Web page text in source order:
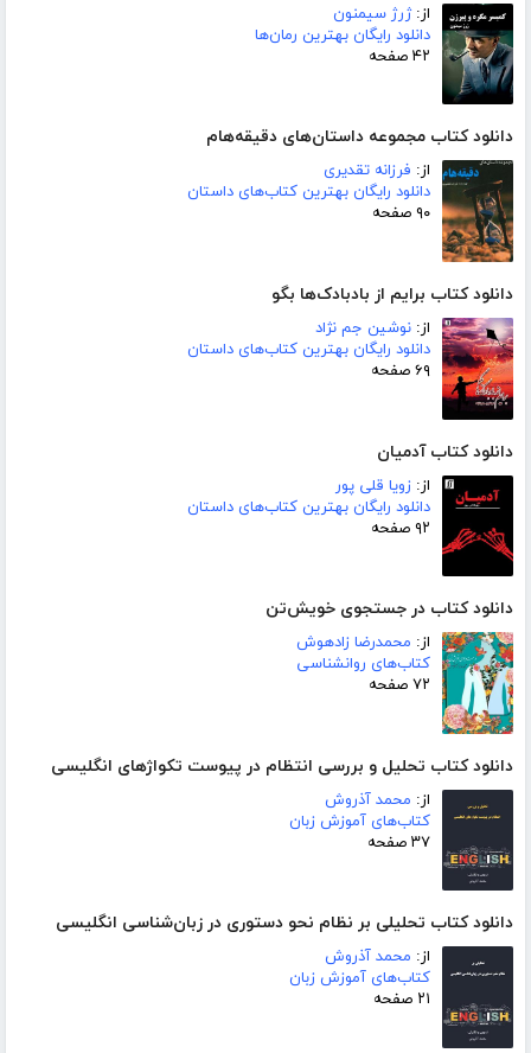
از:ژرژ سیمنون
دانلود رایگان بهترین رمان‌ها
۴۲ صفحه
دانلود کتاب مجموعه داستان‌های دقیقه‌هام
از: فرزانه تقدیری
دانلود رایگان بهترین کتاب‌های داستان
۹۰ صفحه
دانلود کتاب برایم از بادبادک‌ها بگو
از: نوشین جم نژاد
دانلود رایگان بهترین کتاب‌های داستان
۶۹ صفحه
دانلود کتاب آدمیان
از: زویا قلی پور
دانلود رایگان بهترین کتاب‌های داستان
۹۲ صفحه
دانلود کتاب در جستجوی خویش‌تن
از: محمدرضا زادهوش
کتاب‌های روانشناسی
۷۲ صفحه
دانلود کتاب تحلیل و بررسی انتظام در پیوست تکواژهای انگلیسی
از: محمد آذروش
کتاب‌های آموزش زبان
۳۷ صفحه
دانلود کتاب تحلیلی بر نظام نحو دستوری در زبان‌شناسی انگلیسی
از: محمد آذروش
کتاب‌های آموزش زبان
۲۱ صفحه